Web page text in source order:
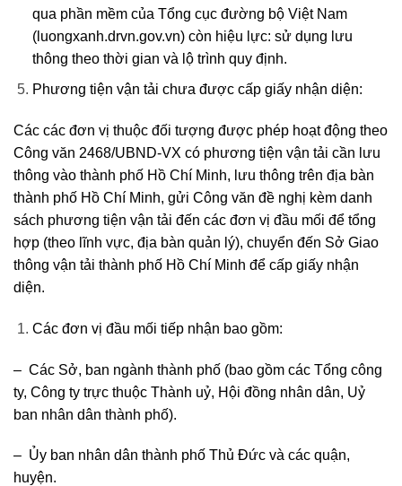
qua phần mềm của Tổng cục đường bộ Việt Nam
(luongxanh.drvn.gov.vn) còn hiệu lực: sử dụng lưu
thông theo thời gian và lộ trình quy định.
Phương tiện vận tải chưa được cấp giấy nhận diện:
Các các đơn vị thuộc đối tượng được phép hoạt động theo
Công văn 2468/UBND-VX có phương tiện vận tải cần lưu
thông vào thành phố Hồ Chí Minh, lưu thông trên địa bàn
thành phố Hồ Chí Minh, gửi Công văn đề nghị kèm danh
sách phương tiện vận tải đến các đơn vị đầu mối để tổng
hợp (theo lĩnh vực, địa bàn quản lý), chuyển đến Sở Giao
thông vận tải thành phố Hồ Chí Minh để cấp giấy nhận
diện.
Các đơn vị đầu mối tiếp nhận bao gồm:
– Các Sở, ban ngành thành phố (bao gồm các Tổng công
ty, Công ty trực thuộc Thành uỷ, Hội đồng nhân dân, Uỷ
ban nhân dân thành phố).
– Ủy ban nhân dân thành phố Thủ Đức và các quận,
huyện.